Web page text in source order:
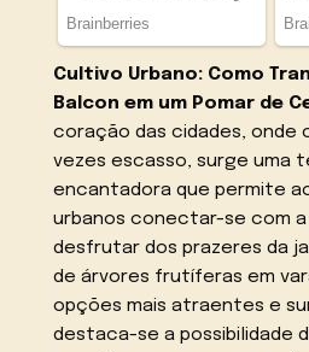
Cultivo Urbano: Como
Balcon em um Pomar de
coração das cidades, onde
vezes escasso, surge uma
encantadora que permite
urbanos conectar-se com
desfrutar dos prazeres da
de árvores frutíferas em
opções mais atraentes e
destaca-se a possibilidade